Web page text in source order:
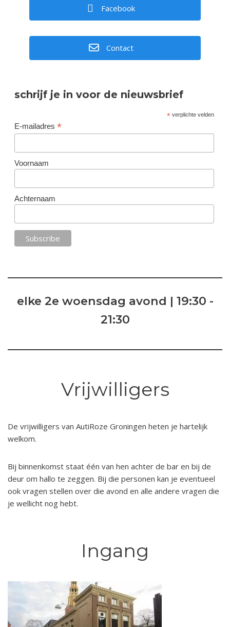
Facebook
Contact
schrijf je in voor de nieuwsbrief
*verplichte velden
E-mailadres *
Voornaam
Achternaam
elke 2e woensdag avond | 19:30 -
21:30
Vrijwilligers
De vrijwilligers van AutiRoze Groningen heten je hartelijk
welkom.
Bij binnenkomst staat één van hen achter de bar en bij de
deur om hallo te zeggen. Bij die personen kan je eventueel
ook vragen stellen over die avond en alle andere vragen die
je wellicht nog hebt.
Ingang